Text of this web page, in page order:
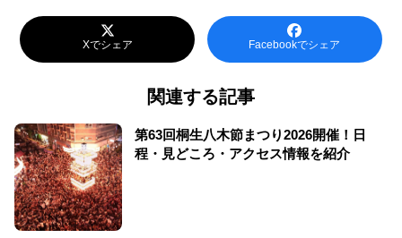
Xでシェア Facebookでシェア
関連する記事
第63回桐生八木節まつり2026開催！日
程・見どころ・アクセス情報を紹介